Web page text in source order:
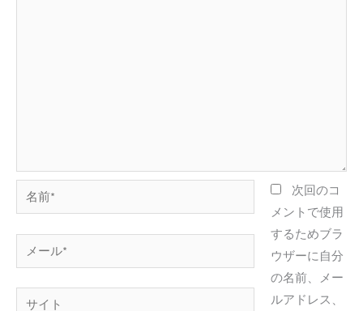
前
*
ー
ル
次回のコ
メントで使用
するためブラ
ウザーに自分
の名前、メー
ルアドレス、